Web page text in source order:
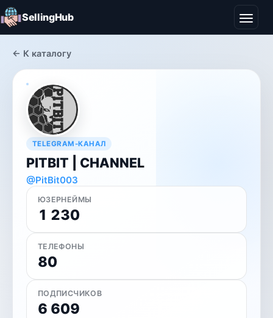
SellingHub
← К каталогу
TELEGRAM-КАНАЛ
PITBIT | CHANNEL
@PitBit003
ЮЗЕРНЕЙМЫ
1 230
ТЕЛЕФОНЫ
80
ПОДПИСЧИКОВ
6 609